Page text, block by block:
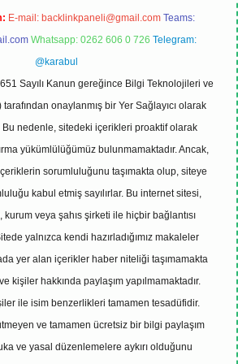
E-mail: backlinkpaneli@gmail.com Teams:
Whatsapp: 0262 606 0 726 Telegram:
@karabul
Sayılı Kanun gereğince Bilgi Teknolojileri ve
tarafından onaylanmış bir Yer Sağlayıcı olarak
Bu nedenle, sitedeki içerikleri proaktif olarak
yükümlülüğümüz bulunmamaktadır. Ancak,
sorumluluğunu taşımakta olup, siteye
kabul etmiş sayılırlar. Bu internet sitesi,
veya şahıs şirketi ile hiçbir bağlantısı
yalnızca kendi hazırladığımız makaleler
yer alan içerikler haber niteliği taşımamakta
kişiler hakkında paylaşım yapılmamaktadır.
ile isim benzerlikleri tamamen tesadüfidir.
ve tamamen ücretsiz bir bilgi paylaşım
ve yasal düzenlemelere aykırı olduğunu